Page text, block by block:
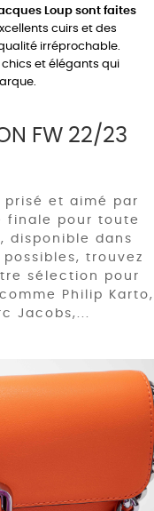
Loup sont faites
cuirs et des
irréprochable.
et élégants qui
FW 22/23
prisé et aimé par
finale pour toute
disponible dans
trouvez
sélection pour
Philip Karto,
Jacobs,...